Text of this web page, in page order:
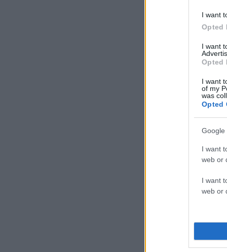
I want
Opted
I want
Opted
I want
of my
was
Opted
Google
I want
web or
I want
web or